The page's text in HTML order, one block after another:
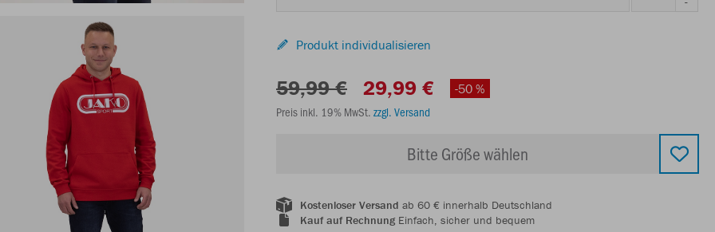
Produkt individualisieren
59,99 € 29,99 €
-50 %
Preis inkl. 19% MwSt. zzgl. Versand
Bitte Größe wählen
Kostenloser Versand ab 60 € innerhalb Deutschland
Kauf auf RechnungEinfach, sicher und bequem